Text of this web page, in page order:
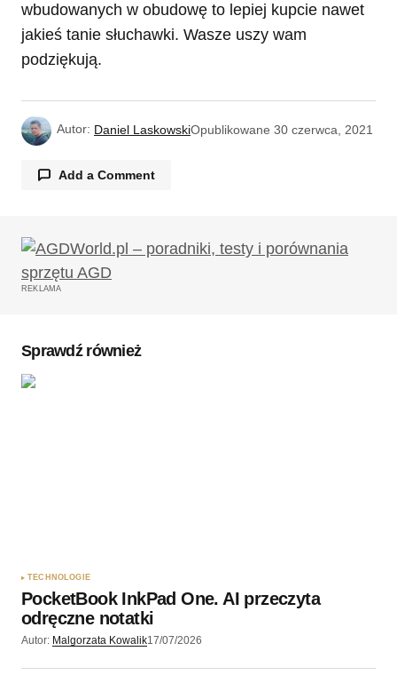
wbudowanych w obudowę to lepiej kupcie nawet
jakieś tanie słuchawki. Wasze uszy wam
podziękują.
Autor: Daniel LaskowskiOpublikowane 30 czerwca, 2021
Add a Comment
Twój adres email nie zostanie opublikowany.
Wymagane pola są oznaczone
Wyślij komentarz
REKLAMA
Sprawdź również
TECHNOLOGIE
PocketBook InkPad One. AI przeczyta
odręczne notatki
Autor: Malgorzata Kowalik17/07/2026